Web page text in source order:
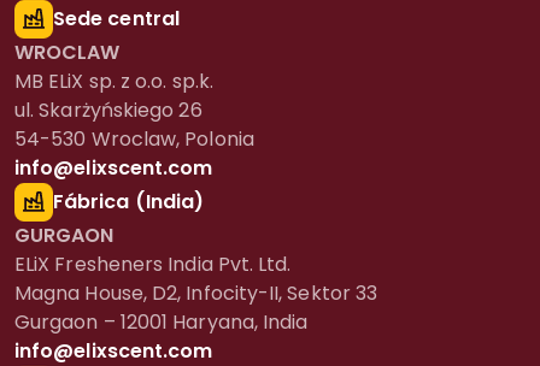
Sede central
WROCLAW
MB ELiX sp. z o.o. sp.k.
ul. Skarżyńskiego 26
54-530 Wroclaw, Polonia
info@elixscent.com
Fábrica (India)
GURGAON
ELiX Fresheners India Pvt. Ltd.
Magna House, D2, Infocity-II, Sektor 33
Gurgaon – 12001 Haryana, India
info@elixscent.com